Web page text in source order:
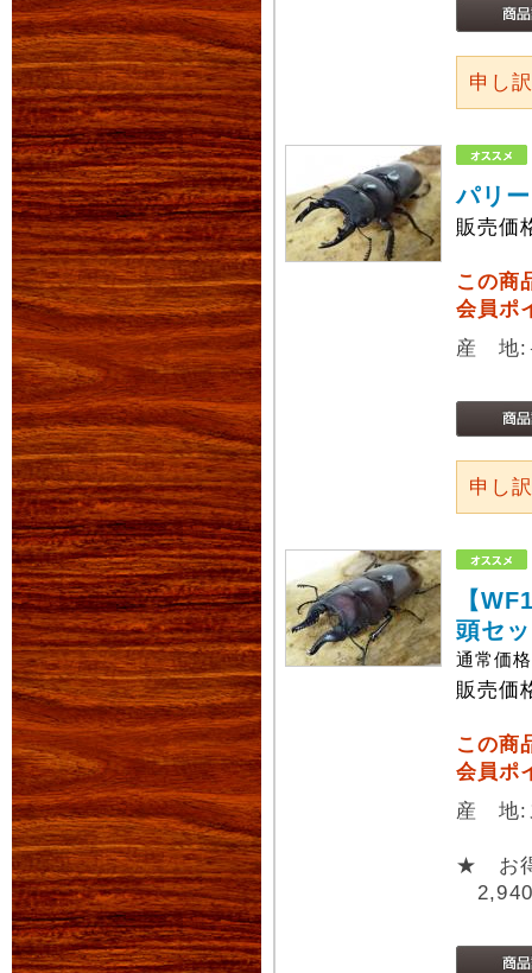
申し
パリ
販売価
この商
会員ポ
産 地:
申し
【
頭セ
通常価
販売価
この商
会員ポ
産 地:
★ お